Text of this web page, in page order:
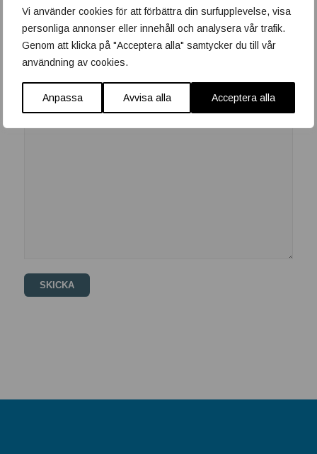
Vi använder cookies för att förbättra din surfupplevelse, visa
personliga annonser eller innehåll och analysera vår trafik.
Genom att klicka på "Acceptera alla" samtycker du till vår
användning av cookies.
Anpassa Avvisa alla Acceptera alla
Jag är intresserad av
Badrumsrenovering
Värmesystem
Meddelande